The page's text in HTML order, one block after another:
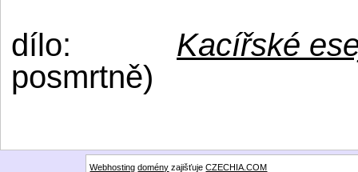
dílo:
Kacířské
posmrtně)
Webhosting domény zajišťujeCZECHIA.COM